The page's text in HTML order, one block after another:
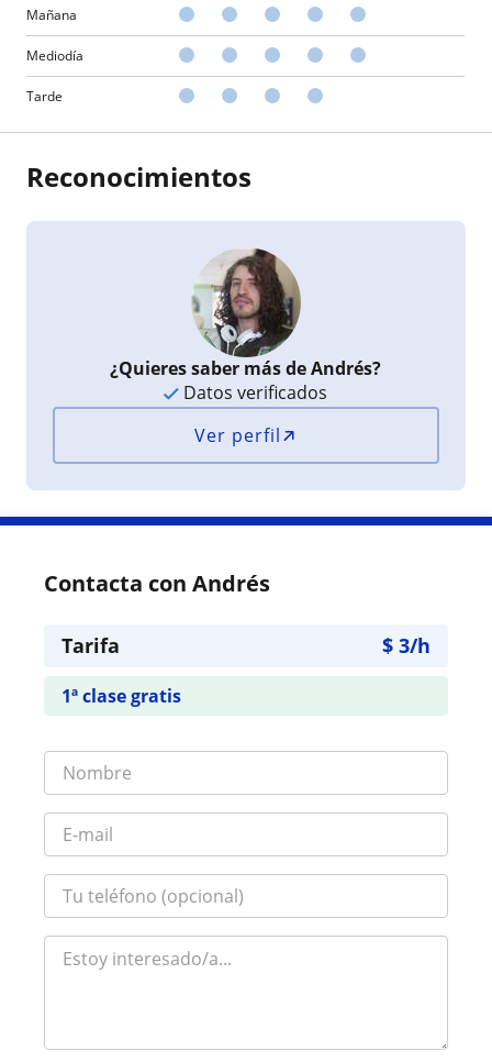
Mañana
Mediodía
Tarde
Reconocimientos
¿Quieres saber más de Andrés?
Datos verificados
Ver perfil
Contacta con Andrés
Tarifa $ 3/h
1ª clase gratis